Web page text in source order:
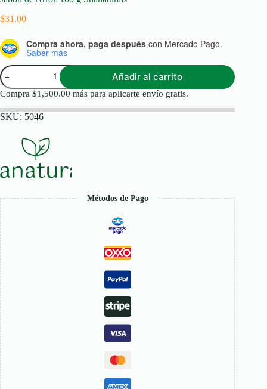
$31.00
Compra ahora, paga después con Mercado Pago.
Saber más
Jabón
de
Arroz
100
g
Shanaturals
Añadir al carrito
Compra $1,500.00 más para aplicarte envío gratis.
SKU: 5046
Métodos de Pago